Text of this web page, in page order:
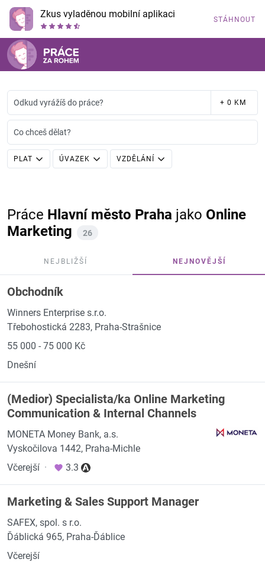
Zkus vyladěnou mobilní aplikaci STÁHNOUT
Odkud vyrážíš do práce? + 0 KM
Co chceš dělat?
PLAT ÚVAZEK VZDĚLÁNÍ
Práce Hlavní město Praha jako Online
Marketing
26
NEJBLIŽŠÍ NEJNOVĚJŠÍ
Obchodník
Winners Enterprise s.r.o.
Třebohostická 2283, Praha-Strašnice
55 000 - 75 000 Kč
Dnešní
(Medior) Specialista/ka Online Marketing
Communication & Internal Channels
MONETA Money Bank, a.s.
Vyskočilova 1442, Praha-Michle
Včerejší · 3.3
Marketing & Sales Support Manager
SAFEX, spol. s r.o.
Ďáblická 965, Praha-Ďáblice
Včerejší